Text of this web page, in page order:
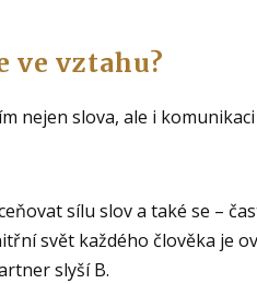
ve vztahu?
nejen slova, ale i
sílu slov a také se –
svět každého člověka je
slyší B.